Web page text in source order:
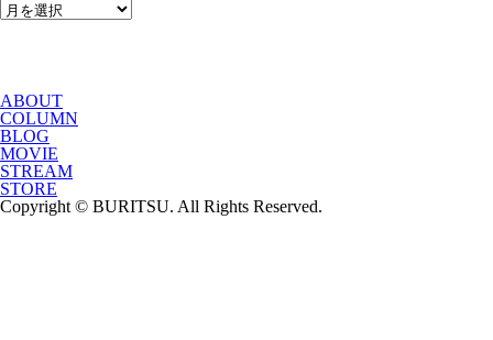
ABOUT
COLUMN
BLOG
MOVIE
STREAM
STORE
Copyright © BURITSU. All Rights Reserved.